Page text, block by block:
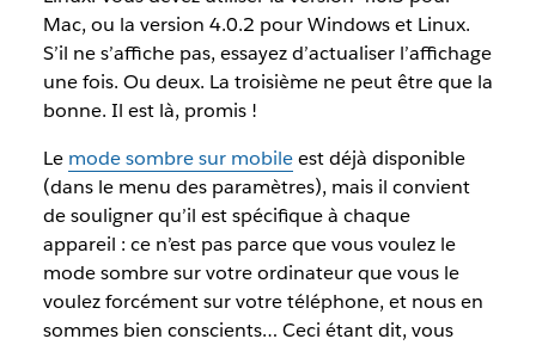
Mac, ou la version 4.0.2 pour Windows et Linux.
S’il ne s’affiche pas, essayez d’actualiser l’affichage
une fois. Ou deux. La troisième ne peut être que la
bonne. Il est là, promis !
Le mode sombre sur mobileest déjà disponible
(dans le menu des paramètres), mais il convient
de souligner qu’il est spécifique à chaque
appareil : ce n’est pas parce que vous voulez le
mode sombre sur votre ordinateur que vous le
voulez forcément sur votre téléphone, et nous en
sommes bien conscients… Ceci étant dit, vous